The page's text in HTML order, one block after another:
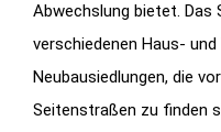
Abwechslung bietet.
verschiedenen Haus-
Neubausiedlungen, die
Seitenstraßen zu finden